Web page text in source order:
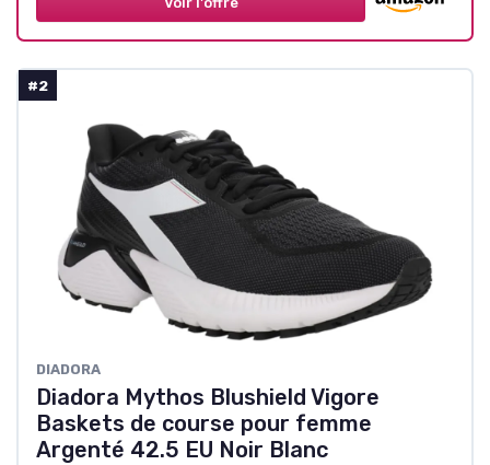
#2
DIADORA
Diadora Mythos Blushield Vigore
Baskets de course pour femme
Argenté 42.5 EU Noir Blanc